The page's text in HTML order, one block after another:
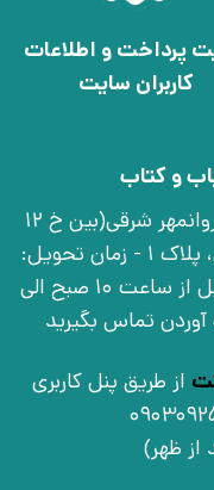
پرداخت و اطلاعات
کاربران سایت
و کتاب
تهران، خ انقلاب، خ 12 فروردین، خ روانمهر شرقی(بین خ 12
فروردین و خ فخر رازی)، بن‌بست اوّل، پلاک 1 - زمان تحویل:
شنبه تا چهارشنبه به جز روزهای تعطیل از ساعت 10 صبح الی
از طریق پنل کاربری